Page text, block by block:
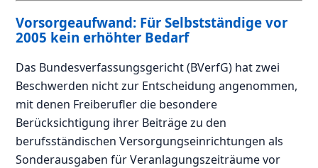
Vorsorgeaufwand: Für Selbstständige vor
2005 kein erhöhter Bedarf
Das Bundesverfassungsgericht (BVerfG) hat zwei
Beschwerden nicht zur Entscheidung angenommen,
mit denen Freiberufler die besondere
Berücksichtigung ihrer Beiträge zu den
berufsständischen Versorgungseinrichtungen als
Sonderausgaben für Veranlagungszeiträume vor